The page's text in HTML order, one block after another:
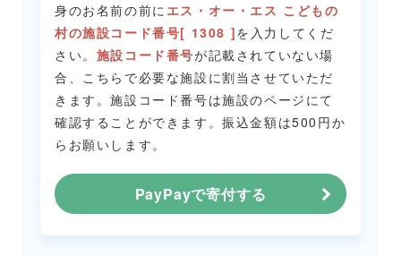
身のお名前の前に エス・オー・エス こどもの
村の施設コード番号[ 1308 ]を入力してくだ
さい。 施設コード番号が記載されていない場
合、こちらで必要な施設に割当させていただ
きます。施設コード番号は施設のページにて
確認することができます。振込金額は500円か
らお願いします。
PayPayで寄付する